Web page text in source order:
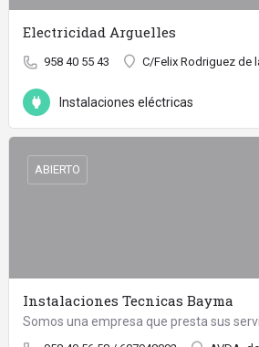
Electricidad Arguelles
958 40 55 43 C/Felix Rodriguez de
Instalaciones eléctricas
Instalaciones Tecnicas Bayma
ABIERTO